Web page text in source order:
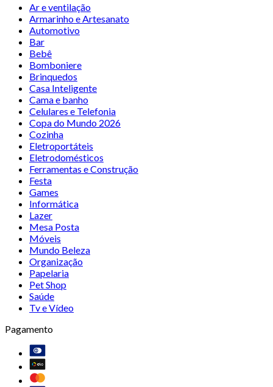
Ar e ventilação
Armarinho e Artesanato
Automotivo
Bar
Bebê
Bomboniere
Brinquedos
Casa Inteligente
Cama e banho
Celulares e Telefonia
Copa do Mundo 2026
Cozinha
Eletroportáteis
Eletrodomésticos
Ferramentas e Construção
Festa
Games
Informática
Lazer
Mesa Posta
Móveis
Mundo Beleza
Organização
Papelaria
Pet Shop
Saúde
Tv e Vídeo
Pagamento